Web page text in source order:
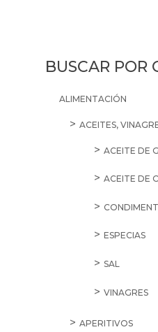
BUSCAR POR
ALIMENTACIÓN
ACEITES,
ACEITE DE
ACEITE DE
ESPECIAS
SAL
VINAGRES
APERITIVOS